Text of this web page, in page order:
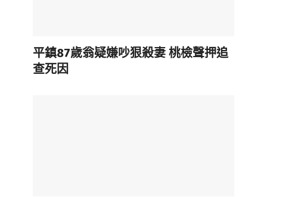
平鎮87歲翁疑嫌吵狠殺妻 桃檢聲押追
查死因